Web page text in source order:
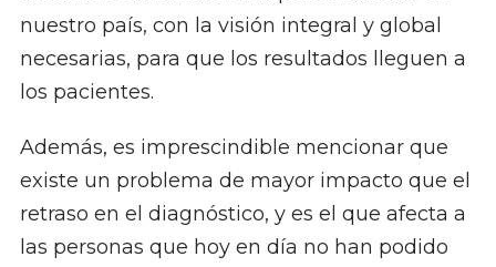
nuestro país, con la visión integral y global
necesarias, para que los resultados lleguen a
los pacientes.
Además, es imprescindible mencionar que
existe un problema de mayor impacto que el
retraso en el diagnóstico, y es el que afecta a
las personas que hoy en día no han podido